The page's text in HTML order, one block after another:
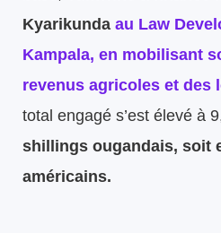
Kyarikunda au Law
Kampala, en mobilisant
revenus agricoles et des
total engagé s’est élevé à
shillings ougandais, soit
américains.